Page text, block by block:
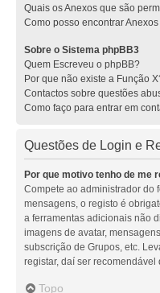
Quais os Anexos que são
Como posso encontrar
Sobre o Sistema phpBB3
Quem Escreveu o phpBB?
Por que não existe a Função
Contactos sobre questões
Como faço para entrar em
Questões de Login e
Por que motivo tenho de me
Compete ao administrador do
mensagens, o registo é
a ferramentas adicionais não
imagens de avatar,
subscrição de Grupos, etc.
registar, daí ser recomendável
Topo